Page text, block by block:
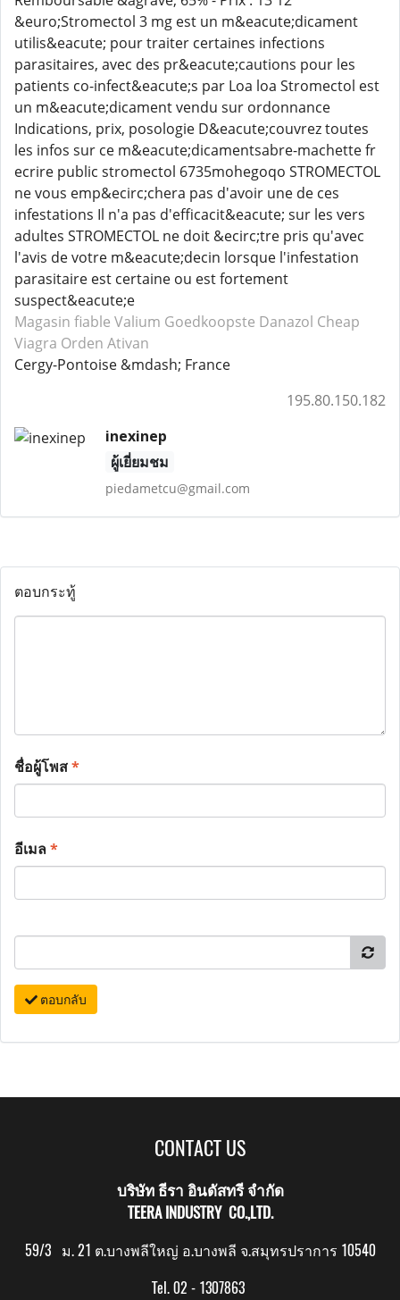
&euro;Stromectol 3 mg est un m&eacute;dicament
utilis&eacute; pour traiter certaines infections
parasitaires, avec des pr&eacute;cautions pour les
patients co-infect&eacute;s par Loa loa Stromectol est
un m&eacute;dicament vendu sur ordonnance
Indications, prix, posologie D&eacute;couvrez toutes
les infos sur ce m&eacute;dicamentsabre-machette fr
ecrire public stromectol 6735mohegoqo STROMECTOL
ne vous emp&ecirc;chera pas d'avoir une de ces
infestations Il n'a pas d'efficacit&eacute; sur les vers
adultes STROMECTOL ne doit &ecirc;tre pris qu'avec
l'avis de votre m&eacute;decin lorsque l'infestation
parasitaire est certaine ou est fortement
suspect&eacute;e
Magasin fiable Valium Goedkoopste Danazol Cheap
Viagra Orden Ativan
Cergy-Pontoise &mdash; France
195.80.150.182
inexinep
ผู้เยี่ยมชม
piedametcu@gmail.com
ตอบกระทู้
ชื่อผู้โพส*
อีเมล*
ตอบกลับ
CONTACT US
บริษัท ธีรา อินดัสทรี จำกัด
TEERA INDUSTRY CO.,LTD.
59/3 ม. 21 ต.บางพลีใหญ่ อ.บางพลี จ.สมุทรปราการ 10540
Tel. 02 - 1307863